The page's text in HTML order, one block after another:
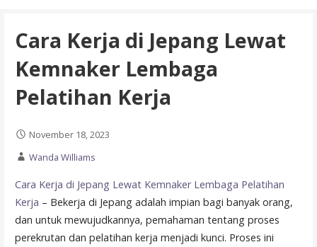
Cara Kerja di Jepang Lewat
Kemnaker Lembaga
Pelatihan Kerja
November 18, 2023
Wanda Williams
Cara Kerja di Jepang Lewat Kemnaker Lembaga Pelatihan
Kerja – Bekerja di Jepang adalah impian bagi banyak orang,
dan untuk mewujudkannya, pemahaman tentang proses
perekrutan dan pelatihan kerja menjadi kunci. Proses ini